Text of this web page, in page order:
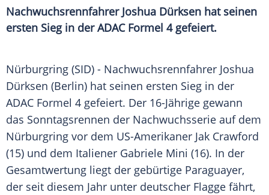
Nachwuchsrennfahrer Joshua Dürksen hat seinen
ersten Sieg in der ADAC Formel 4 gefeiert.
Nürburgring (SID) - Nachwuchsrennfahrer Joshua
Dürksen (Berlin) hat seinen ersten Sieg in der
ADAC Formel 4 gefeiert. Der 16-Jährige gewann
das Sonntagsrennen der Nachwuchsserie auf dem
Nürburgring vor dem US-Amerikaner Jak Crawford
(15) und dem Italiener Gabriele Mini (16). In der
Gesamtwertung liegt der gebürtige Paraguayer,
der seit diesem Jahr unter deutscher Flagge fährt,